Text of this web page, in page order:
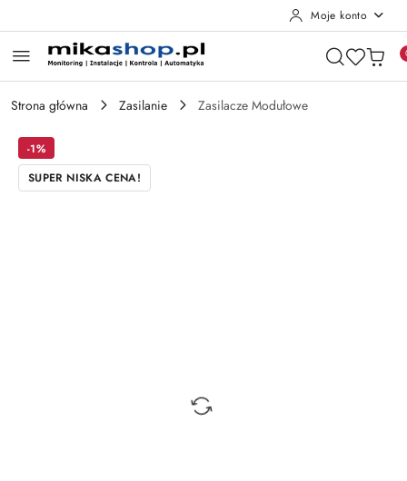
Moje konto
Strona główna Zasilanie Zasilacze Modułowe
-1%
SUPER NISKA CENA!